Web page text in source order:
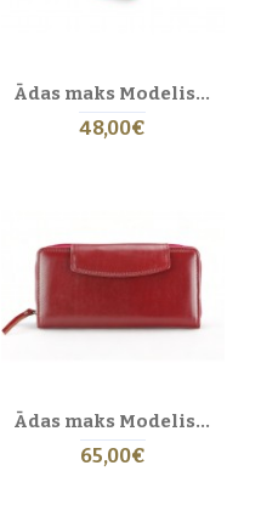
Ādas maks Modelis 304 BL-0-5
48,00€
Ādas maks Modelis 305 BL-0-5
65,00€